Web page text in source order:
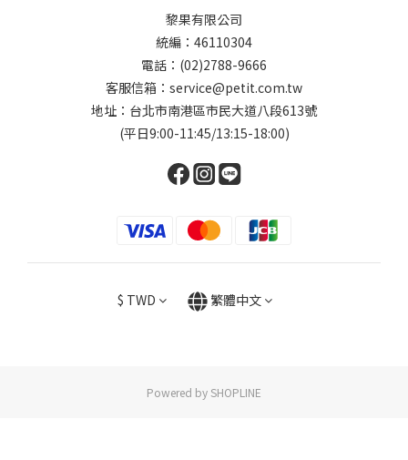
黎果有限公司
統編：46110304
電話：(02)2788-9666
客服信箱：service@petit.com.tw
地址：台北市南港區市民大道八段613號
(平日9:00-11:45/13:15-18:00)
$ TWD 繁體中文
Powered by SHOPLINE